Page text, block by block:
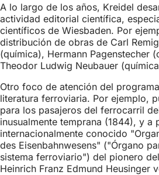
A lo largo de los años, Kreidel
actividad editorial científica,
científicos de Wiesbaden. Por
distribución de obras de Carl
(química), Hermann Pagenstecher
Theodor Ludwig Neubauer
Otro foco de atención del
literatura ferroviaria. Por ejemplo,
para los pasajeros del ferrocarril
inusualmente temprana (1844), y a
internacionalmente conocido
des Eisenbahnwesens" ("Órgano
sistema ferroviario") del pionero
Heinrich Franz Edmund Heusinger